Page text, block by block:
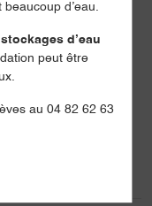
d’eau.
d’eau
peut être
au 04 82 62 63